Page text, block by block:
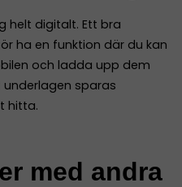
helt digitalt. Ett bra
ha en funktion där du kan
och ladda upp dem
sparas
hitta.
med andra